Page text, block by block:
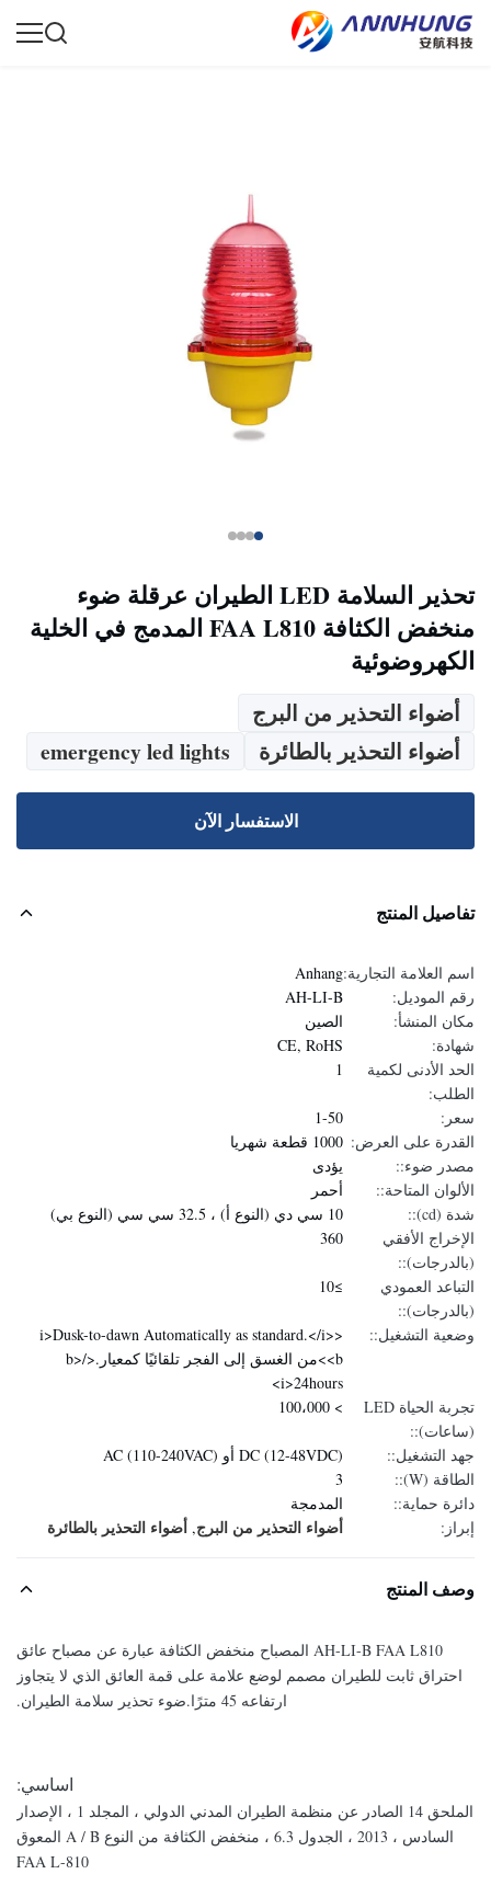
تحذير السلامة LED الطيران عرقلة ضوء
منخفض الكثافة FAA L810 المدمج في الخلية
الكهروضوئية
أضواء التحذير من البرج
أضواء التحذير بالطائرة
emergency led lights
الاستفسار الآن
تفاصيل المنتج
اسم العلامة التجارية:Anhang
رقم الموديل:
AH-LI-B
مكان المنشأ:
الصين
شهادة:
CE, RoHS
الحد الأدنى لكمية
الطلب:
1
سعر:
1-50
القدرة على العرض: 1000 قطعة شهريا
مصدر ضوء::
يؤدى
الألوان المتاحة::
أحمر
شدة (cd)::
10 سي دي (النوع أ) ، 32.5 سي سي (النوع بي)
الإخراج الأفقي
(بالدرجات)::
360
التباعد العمودي
(بالدرجات)::
≥10
وضعية التشغيل::
<i>Dusk-to-dawn Automatically as standard.</i>
<b>من الغسق إلى الفجر تلقائيًا كمعيار.</b>
<i>24hours
تجربة الحياة LED
(ساعات)::
> 100،000
جهد التشغيل::
DC (12-48VDC) أو AC (110-240VAC)
الطاقة (W)::
3
دائرة حماية::
المدمجة
إبراز:
أضواء التحذير من البرج, أضواء التحذير بالطائرة
وصف المنتج
AH-LI-B FAA L810 المصباح منخفض الكثافة عبارة عن مصباح عائق
احتراق ثابت للطيران مصمم لوضع علامة على قمة العائق الذي لا يتجاوز
ارتفاعه 45 مترًا.
ضوء تحذير سلامة الطيران.
اساسي:
الملحق 14 الصادر عن منظمة الطيران المدني الدولي ، المجلد 1 ، الإصدار
السادس ، 2013 ، الجدول 6.3 ، منخفض الكثافة من النوع A / B المعوق
FAA L-810